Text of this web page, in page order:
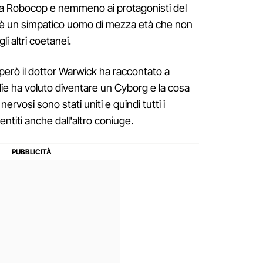
Robocop e nemmeno ai protagonisti del
un simpatico uomo di mezza età che non
altri coetanei.
il dottor Warwick ha raccontato a
ha voluto diventare un Cyborg e la cosa
sono stati uniti e quindi tutti i
anche dall'altro coniuge.